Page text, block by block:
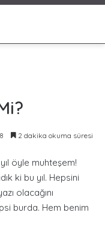
2 dakika okuma süresi
öyle muhteşem!
ki bu yıl. Hepsini
olacağını
burda. Hem benim